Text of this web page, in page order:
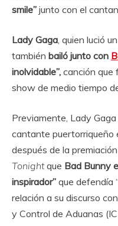
smile” junto con el
Lady Gaga , quien lució
también bailó junto con
inolvidable”, canción que
show de medio tiempo
Previamente, Lady
cantante puertorriqueño
después de la
Tonightque Bad Bunny
inspirador” que defendía
relación a su discurso
y Control de Aduanas